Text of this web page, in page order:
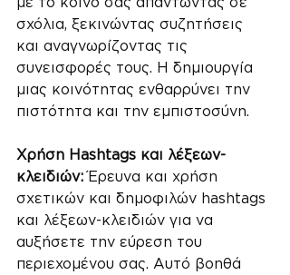
σχόλια, ξεκινώντας συζητήσεις
και αναγνωρίζοντας τις
συνεισφορές τους. Η δημιουργία
μιας κοινότητας ενθαρρύνει την
πιστότητα και την εμπιστοσύνη.
Χρήση Hashtags και λέξεων-
κλειδιών: Έρευνα και χρήση
σχετικών και δημοφιλών hashtags
και λέξεων-κλειδιών για να
αυξήσετε την εύρεση του
περιεχομένου σας. Αυτό βοηθά